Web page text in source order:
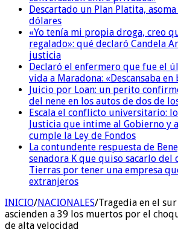
Descartado un Plan Platita,
dólares
«Yo tenía mi propia droga, creo
regalado»: qué declaró Candela
justicia
Declaró el enfermero que fue el
vida a Maradona: «Descansaba
Juicio por Loan: un perito
del nene en los autos de dos de
Escala el conflicto universitario:
Justicia que intime al Gobierno y
cumple la Ley de Fondos
La contundente respuesta de
senadora K que quiso sacarlo del
Tierras por tener una empresa
extranjeros
INICIO/NACIONALES/Tragedia en el sur
ascienden a 39 los muertos por el
de alta velocidad